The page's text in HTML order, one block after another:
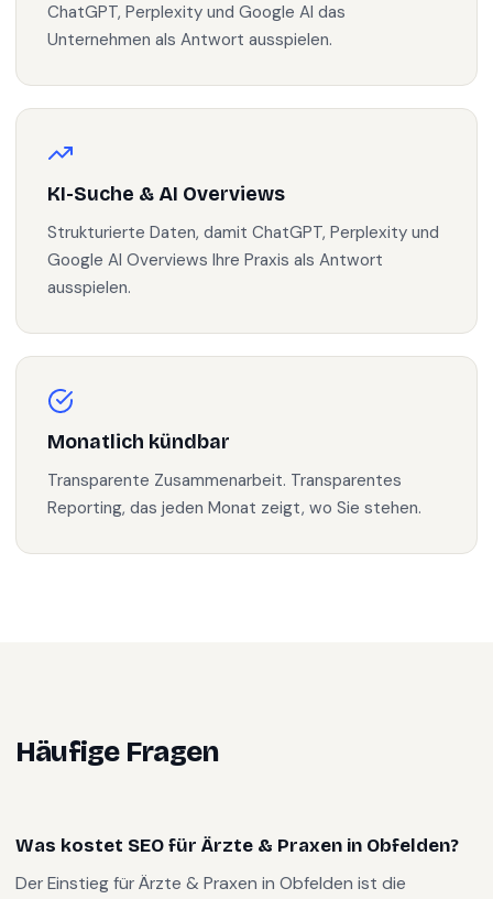
ChatGPT, Perplexity und Google AI das
Unternehmen als Antwort ausspielen.
KI-Suche & AI Overviews
Strukturierte Daten, damit ChatGPT, Perplexity und
Google AI Overviews Ihre Praxis als Antwort
ausspielen.
Monatlich kündbar
Transparente Zusammenarbeit. Transparentes
Reporting, das jeden Monat zeigt, wo Sie stehen.
Häufige Fragen
Was kostet SEO für Ärzte & Praxen in Obfelden?
Der Einstieg für Ärzte & Praxen in Obfelden ist die